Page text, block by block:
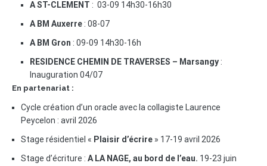
A ST-CLEMENT : 03-09 14h30-16h30
A BM Auxerre : 08-07
A BM Gron : 09-09 14h30-16h
RESIDENCE CHEMIN DE TRAVERSES – Marsangy :
Inauguration 04/07
En partenariat :
Cycle création d’un oracle avec la collagiste Laurence
Peycelon : avril 2026
Stage résidentiel « Plaisir d’écrire » 17-19 avril 2026
Stage d’écriture : A LA NAGE, au bord de l’eau. 19-23 juin